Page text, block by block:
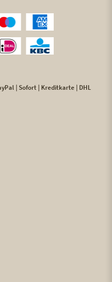
| Sofort | Kreditkarte | DHL